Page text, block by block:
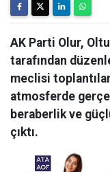
AK Parti Olur,
tarafından
meclisi
atmosferde
beraberlik ve
çıktı.